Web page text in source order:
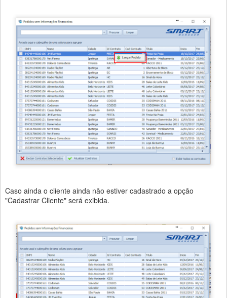
Caso ainda o cliente ainda não estiver cadastrado a opção
"Cadastrar Cliente" será exibida.